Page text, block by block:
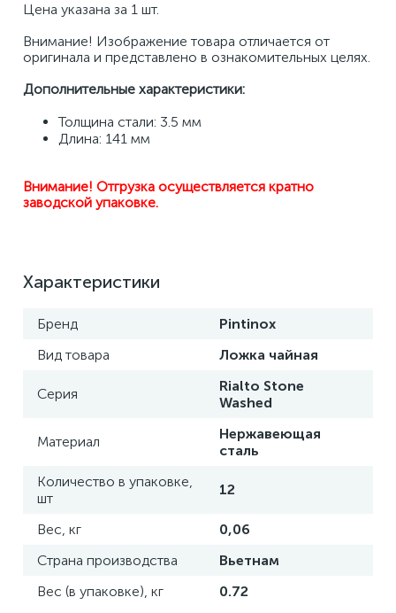
Цена указана за 1 шт.
Внимание! Изображение товара отличается от
оригинала и представлено в ознакомительных целях.
Дополнительные характеристики:
Толщина стали: 3.5 мм
Длина: 141 мм
Внимание! Отгрузка осуществляется кратно
заводской упаковке.
Характеристики
Бренд
Pintinox
Вид товара
Ложка чайная
Серия
Rialto Stone
Washed
Материал
Нержавеющая
сталь
Количество в упаковке,
шт
12
Вес, кг
0,06
Страна производства
Вьетнам
Вес (в упаковке), кг
0.72